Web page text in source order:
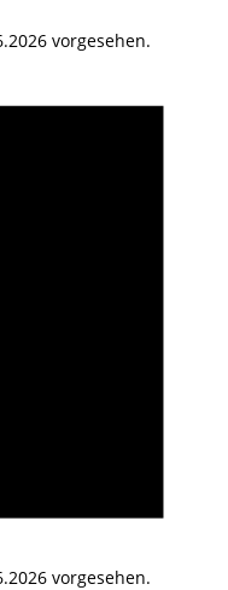
vorgesehen.
vorgesehen.